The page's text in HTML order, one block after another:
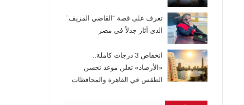
تعرف على قصة “القاضي المزيف”
الذي أثار جدلاً في مصر
انخفاض 3 درجات كاملة..
«الأرصاد» تعلن موعد تحسن
الطقس في القاهرة والمحافظات